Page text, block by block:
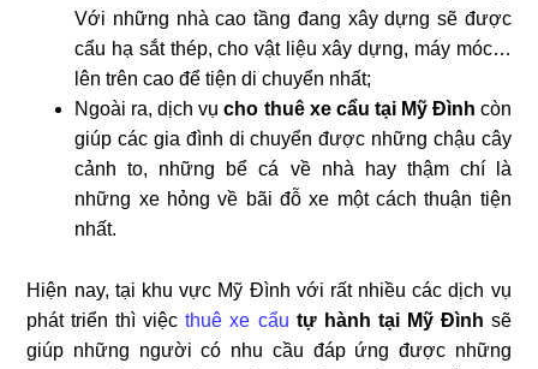
Với những nhà cao tầng đang xây dựng sẽ được
cẩu hạ sắt thép, cho vật liệu xây dựng, máy móc…
lên trên cao để tiện di chuyển nhất;
Ngoài ra, dịch vụcho thuê xe cẩu tại Mỹ Đình còn
giúp các gia đình di chuyển được những chậu cây
cảnh to, những bể cá về nhà hay thậm chí là
những xe hỏng về bãi đỗ xe một cách thuận tiện
nhất.
Hiện nay, tại khu vực Mỹ Đình với rất nhiều các dịch vụ
phát triển thì việcthuê xe cẩu tự hành tại Mỹ Đình sẽ
giúp những người có nhu cầu đáp ứng được những